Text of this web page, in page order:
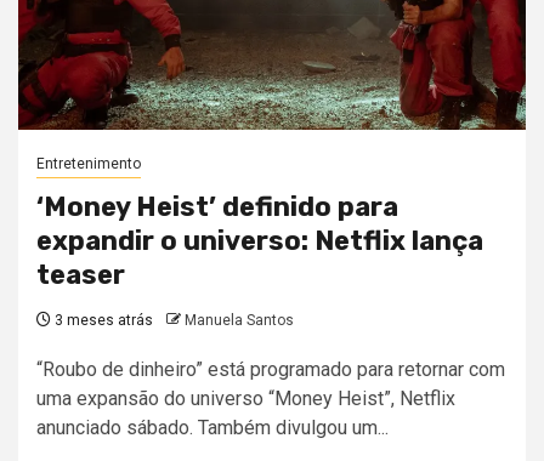
Entretenimento
‘Money Heist’ definido para
expandir o universo: Netflix lança
teaser
3 meses atrás Manuela Santos
“Roubo de dinheiro” está programado para retornar com
uma expansão do universo “Money Heist”, Netflix
anunciado sábado. Também divulgou um...